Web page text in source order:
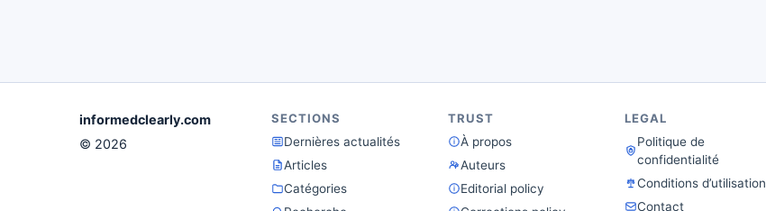
informedclearly.com
© 2026
SECTIONS
Dernières actualités
Articles
Catégories
TRUST
À propos
Auteurs
Editorial policy
LEGAL
Politique de
confidentialité
Conditions d’utilisation
Contact